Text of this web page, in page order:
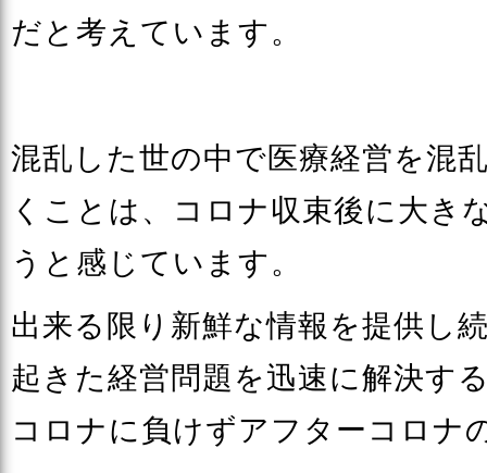
だと考えています。
混乱した世の中で医療経営を混
くことは、コロナ収束後に大き
うと感じています。
出来る限り新鮮な情報を提供し
起きた経営問題を迅速に解決す
コロナに負けずアフターコロナ